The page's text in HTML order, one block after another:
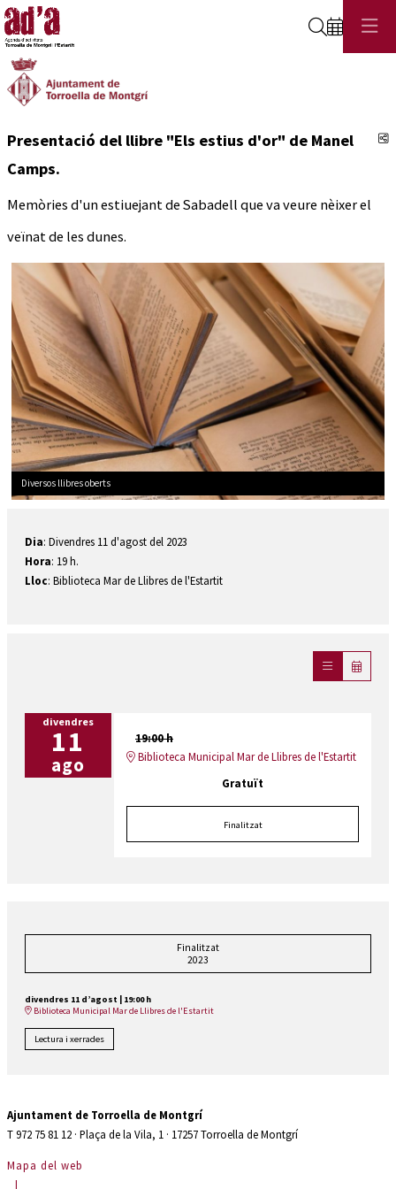
Cerca
Presentació del llibre "Els estius d'or" de Manel
Camps.
Memòries d'un estiuejant de Sabadell que va veure nèixer el
veïnat de les dunes.
Diversos llibres oberts
Dia: Divendres 11 d'agost del 2023
Hora: 19 h.
Lloc: Biblioteca Mar de Llibres de l'Estartit
divendres
11
ago
19:00 h
Biblioteca Municipal Mar de Llibres de l'Estartit
Gratuït
Finalitzat
Finalitzat
2023
divendres 11 d’agost | 19:00 h
Biblioteca Municipal Mar de Llibres de l'Estartit
Lectura i xerrades
Ajuntament de Torroella de Montgrí
T 972 75 81 12 · Plaça de la Vila, 1 · 17257 Torroella de Montgrí
Mapa del web
|